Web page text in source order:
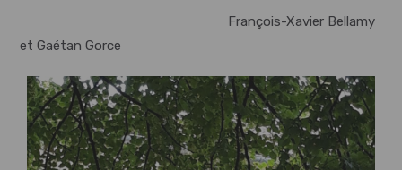
François-Xavier Bellamy
et Gaétan Gorce